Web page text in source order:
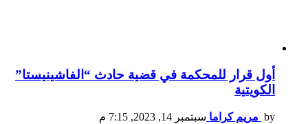
أول قرار للمحكمة في قضية حادث “الفاشينيستا”
الكويتية
by مريم كراما سبتمبر 14, 2023, 7:15 م